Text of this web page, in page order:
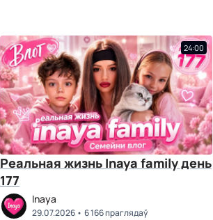
24:00
Реальная жизнь Inaya family день
177
Inaya
29.07.2026 6 166 праглядаў